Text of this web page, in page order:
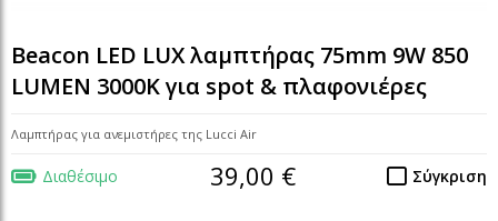
Beacon LED LUX λαμπτήρας 75mm 9W 850
LUMEN 3000K για spot & πλαφονιέρες
Λαμπτήρας για ανεμιστήρες της Lucci Air
Διαθέσιμο Σύγκριση
39,00 €